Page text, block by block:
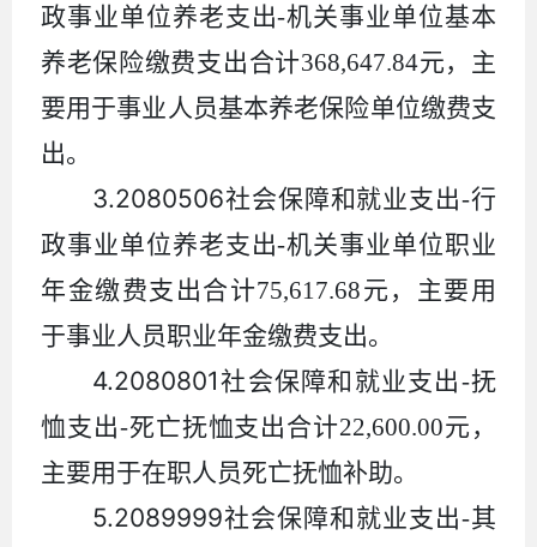
政事业单位养老支出-机关事业单位基本
养老保险缴费支出合计368,647.84元，主
要用于事业人员基本养老保险单位缴费支
出。
3.2080506社会保障和就业支出-行
政事业单位养老支出-机关事业单位职业
年金缴费支出合计75,617.68元，主要用
于事业人员职业年金缴费支出。
4.2080801社会保障和就业支出-抚
恤支出-死亡抚恤支出合计22,600.00元，
主要用于在职人员死亡抚恤补助。
5.2089999社会保障和就业支出-其